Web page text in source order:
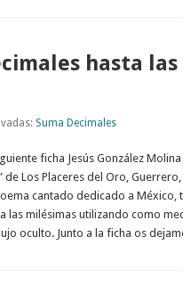
hasta las
Suma Decimales
ficha Jesús González Molina
de Los Placeres del Oro, Guerrero,
cantado dedicado a México,
las milésimas utilizando como
oculto. Junto a la ficha os